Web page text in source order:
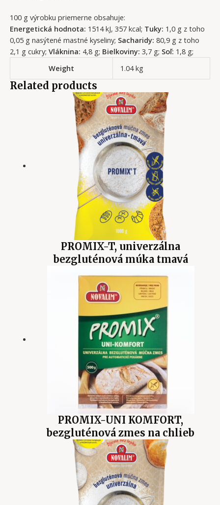
100 g výrobku priemerne obsahuje:
Energetická hodnota: 1514 kJ, 357 kcal; Tuky: 1,0 g z toho
0,05 g nasýtené mastné kyseliny; Sacharidy: 80,9 g z toho
2,1 g cukry; Vláknina: 4,8 g; Bielkoviny: 3,7 g; Soľ: 1,8 g;
Weight
1.04 kg
Related products
PROMIX-T, univerzálna
bezgluténová múka tmavá
PROMIX-UNI KOMFORT,
bezgluténová zmes na chlieb